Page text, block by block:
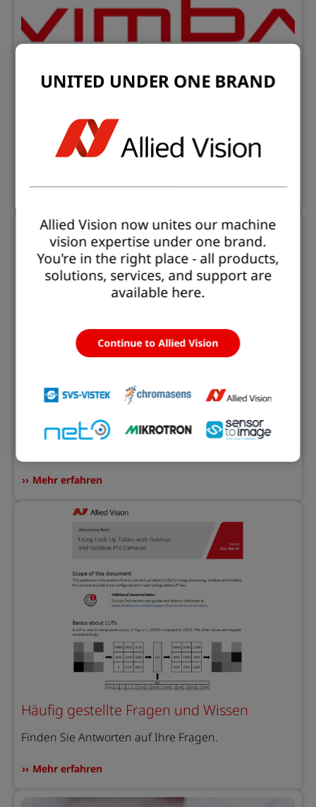
Software-Downloads
Hier finden Sie alle unsere Software-Downloads
Mehr erfahren
Firmware-Downloads
Mehr erfahren
Häufig gestellte Fragen und Wissen
Finden Sie Antworten auf Ihre Fragen.
Mehr erfahren
UNITED UNDER ONE BRAND
Allied Vision now unites our machine
vision expertise under one brand.
You're in the right place - all products,
solutions, services, and support are
available here.
Continue to Allied Vision